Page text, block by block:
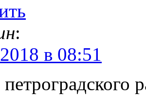
:
в 08:51